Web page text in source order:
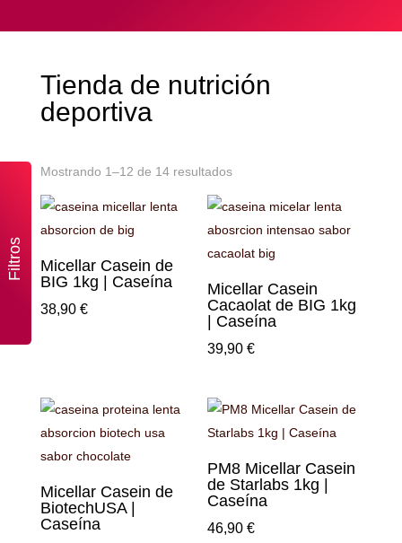
Filtros
Tienda de nutrición
deportiva
Mostrando 1–12 de 14 resultados
Micellar Casein de
BIG 1kg | Caseína
38,90 €
Micellar Casein
Cacaolat de BIG 1kg
| Caseína
39,90€
Micellar Casein de
BiotechUSA |
Caseína
PM8 Micellar Casein
de Starlabs 1kg |
Caseína
46,90€